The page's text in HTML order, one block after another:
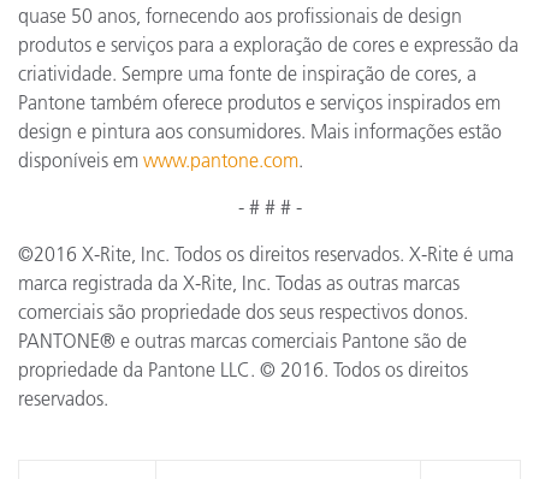
quase 50 anos, fornecendo aos profissionais de design
produtos e serviços para a exploração de cores e expressão da
criatividade. Sempre uma fonte de inspiração de cores, a
Pantone também oferece produtos e serviços inspirados em
design e pintura aos consumidores. Mais informações estão
disponíveis em www.pantone.com.
- # # # -
©2016 X-Rite, Inc. Todos os direitos reservados. X-Rite é uma
marca registrada da X-Rite, Inc. Todas as outras marcas
comerciais são propriedade dos seus respectivos donos.
PANTONE® e outras marcas comerciais Pantone são de
propriedade da Pantone LLC. © 2016. Todos os direitos
reservados.